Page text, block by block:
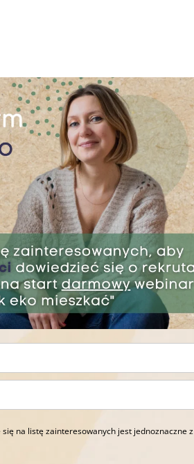
na listę zainteresowanych jest jednoznaczne z